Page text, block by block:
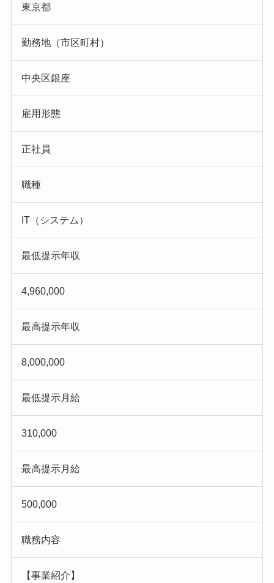
東京都
勤務地（市区町村）
中央区銀座
雇用形態
正社員
職種
IT（システム）
最低提示年収
4,960,000
最高提示年収
8,000,000
最低提示月給
310,000
最高提示月給
500,000
職務内容
【事業紹介】